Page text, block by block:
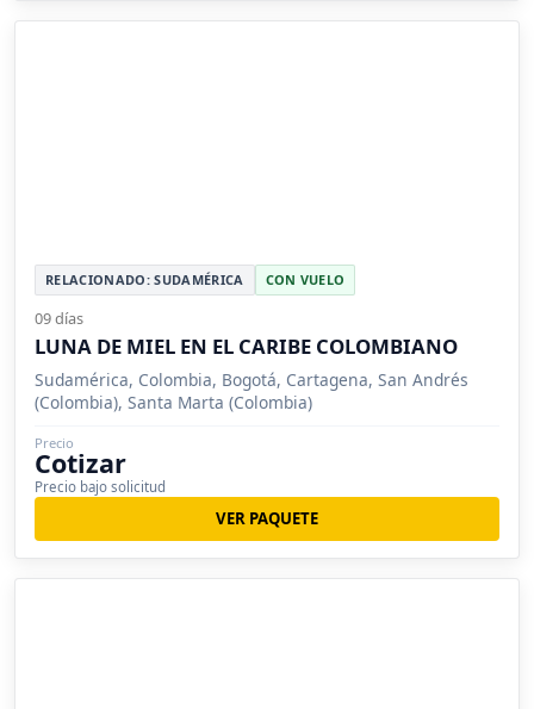
RELACIONADO: SUDAMÉRICA CON VUELO
09 días
LUNA DE MIEL EN EL CARIBE COLOMBIANO
Sudamérica, Colombia, Bogotá, Cartagena, San Andrés
(Colombia), Santa Marta (Colombia)
Precio
Cotizar
Precio bajo solicitud
VER PAQUETE